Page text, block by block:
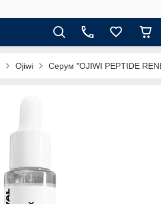
Ojiwi Серум "OJIWI PEPTIDE